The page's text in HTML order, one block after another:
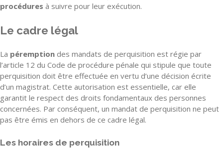
procédures à suivre pour leur exécution.
Le cadre légal
La péremption des mandats de perquisition est régie par
l’article 12 du Code de procédure pénale qui stipule que toute
perquisition doit être effectuée en vertu d’une décision écrite
d’un magistrat. Cette autorisation est essentielle, car elle
garantit le respect des droits fondamentaux des personnes
concernées. Par conséquent, un mandat de perquisition ne peut
pas être émis en dehors de ce cadre légal.
Les horaires de perquisition